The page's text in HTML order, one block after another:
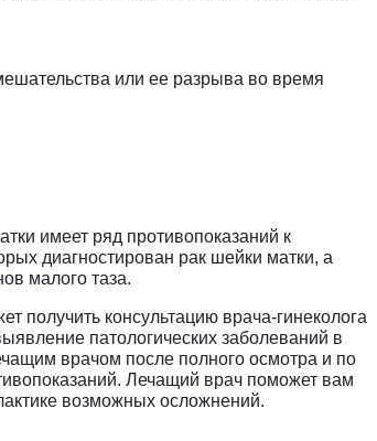
или ее разрыва во время
имеет ряд противопоказаний к
диагностирован рак шейки матки, а
малого таза.
получить консультацию врача-гинеколога
патологических заболеваний в
врачом после полного осмотра и по
Лечащий врач поможет вам
возможных осложнений.